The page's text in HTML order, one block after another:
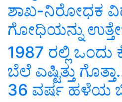
ಶಾಖ-ನಿರೋಧಕ
ಗೋಧಿಯನ್ನು
1987 ರಲ್ಲಿ
ಬೆಲೆ ಎಷ್ಟಿತ್ತು
36 ವರ್ಷ ಹಳೆಯ